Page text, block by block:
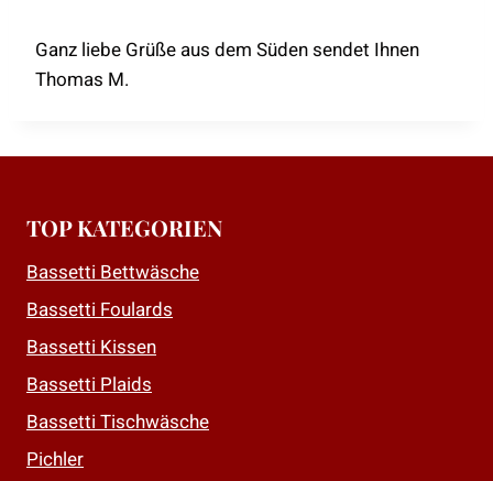
Ganz liebe Grüße aus dem Süden sendet Ihnen
Thomas M.
TOP KATEGORIEN
Bassetti Bettwäsche
Bassetti Foulards
Bassetti Kissen
Bassetti Plaids
Bassetti Tischwäsche
Pichler